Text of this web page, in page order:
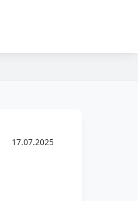
17.07.2025